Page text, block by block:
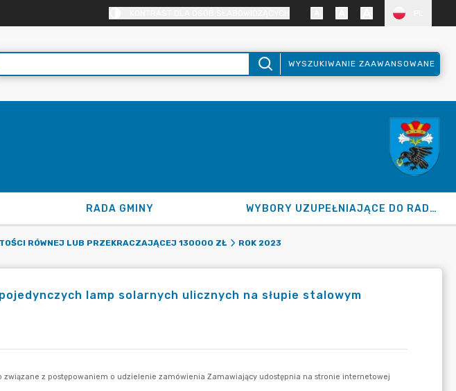
WYSZUKIWANIE ZAAWANSOWANE
RADA GMINY WYBORY UZUPEŁNIAJĄCE DO RADY GMINY 2026
RÓWNEJ LUB PRZEKRACZAJĄCEJ 130000 ZŁ
ROK 2023
lamp solarnych ulicznych na słupie stalowym